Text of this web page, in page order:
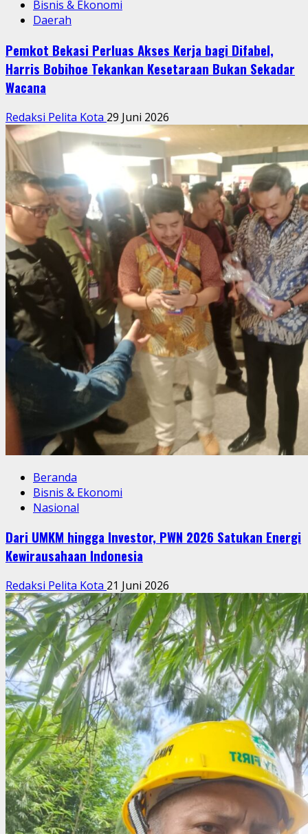
Bisnis & Ekonomi
Daerah
Pemkot Bekasi Perluas Akses Kerja bagi Difabel,
Harris Bobihoe Tekankan Kesetaraan Bukan Sekadar
Wacana
Redaksi Pelita Kota 29 Juni 2026
Beranda
Bisnis & Ekonomi
Nasional
Dari UMKM hingga Investor, PWN 2026 Satukan Energi
Kewirausahaan Indonesia
Redaksi Pelita Kota 21 Juni 2026